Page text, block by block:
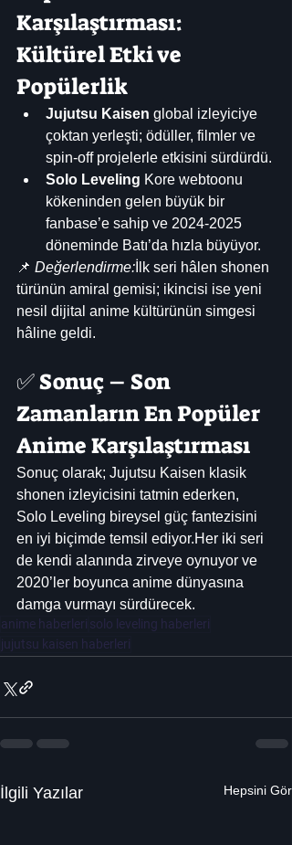
Karşılaştırması:
Kültürel Etki ve
Popülerlik
Jujutsu Kaisen global izleyiciye
çoktan yerleşti; ödüller, filmler ve
spin-off projelerle etkisini sürdürdü.
Solo Leveling Kore webtoonu
kökeninden gelen büyük bir
fanbase’e sahip ve 2024-2025
döneminde Batı’da hızla büyüyor.
📌 Değerlendirme: İlk seri hâlen shonen
türünün amiral gemisi; ikincisi ise yeni
nesil dijital anime kültürünün simgesi
hâline geldi.
✅ Sonuç – Son
Zamanların En Popüler
Anime Karşılaştırması
Sonuç olarak; Jujutsu Kaisen klasik
shonen izleyicisini tatmin ederken,
Solo Leveling bireysel güç fantezisini
en iyi biçimde temsil ediyor.Her iki seri
de kendi alanında zirveye oynuyor ve
2020’ler boyunca anime dünyasına
damga vurmayı sürdürecek.
anime haberleri solo leveling haberleri
jujutsu kaisen haberleri
İlgili Yazılar Hepsini Gör